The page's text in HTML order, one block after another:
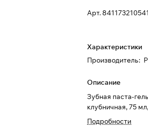
Арт.
Характеристики
Производитель:
Описание
Зубная паста-
клубничная, 75
Подробности